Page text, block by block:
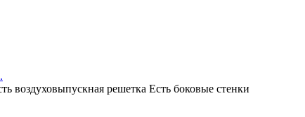
воздуховыпускная решетка Есть боковые стенки